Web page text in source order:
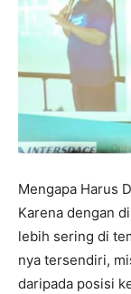
Mengapa Harus
Karena dengan
lebih sering di
nya tersendiri,
daripada posisi